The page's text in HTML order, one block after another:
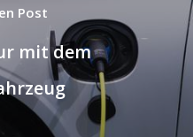
mit dem